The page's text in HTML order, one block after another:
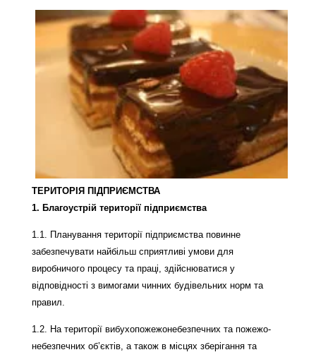
ТЕРИТОРІЯ ПІДПРИЄМСТВА
1. Благоустрій території підприємства
1.1. Планування території підприємства повинне
забезпечувати найбільш сприятливі умови для
виробничого процесу та праці, здійснюватися у
відповідності з вимогами чинних будівельних норм та
правил.
1.2. На території вибухопожежонебезпечних та пожежо-
небезпечних об’єктів, а також в місцях зберігання та